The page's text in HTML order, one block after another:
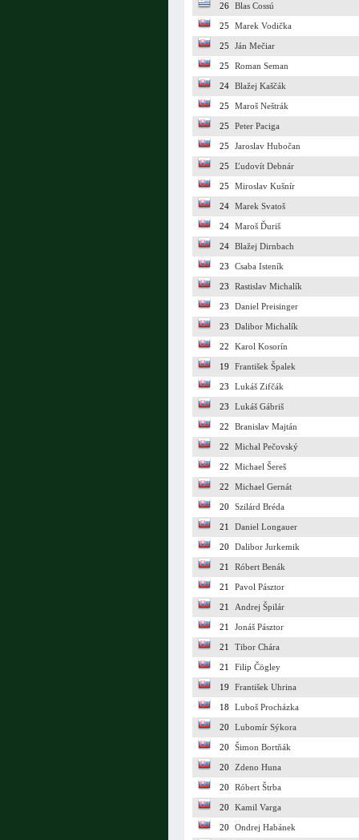
26 Blas Cossú
25 Marek Vodička
25 Ján Mečiar
25 Roman Seman
24 Blažej Kaščák
25 Maroš Neštrák
25 Peter Paciga
25 Jaroslav Hubočan
25 Ľudovít Debnár
25 Miroslav Kušnír
24 Marek Svatoš
24 Maroš Ďuriš
24 Blažej Dirnbach
23 Csaba Isteník
23 Rastislav Michalík
23 Daniel Preisinger
23 Dalibor Michalík
22 Karol Kosorín
19 František Špalek
23 Lukáš Zifčák
23 Lukáš Gábriš
22 Branislav Majtán
22 Michal Pečovský
22 Michael Šereš
22 Michael Gernát
20 Szilárd Bréda
21 Daniel Longauer
20 Dalibor Jurkemik
21 Róbert Benák
21 Pavol Pásztor
21 Andrej Špilár
21 Jonáš Pásztor
21 Tibor Chára
21 Filip Čögley
19 František Uhrina
18 Luboš Procházka
20 Lubomír Sýkora
20 Šimon Bortňák
20 Zdeno Huna
20 Róbert Štrba
20 Kamil Varga
20 Ondrej Habánek